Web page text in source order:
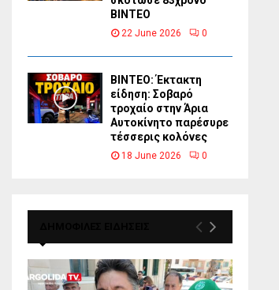
ΒΙΝΤΕΟ
22 June 2026 0
ΒΙΝΤΕΟ: Έκτακτη
είδηση: Σοβαρό
τροχαίο στην Άρια
Αυτοκίνητο παρέσυρε
τέσσερις κολόνες
18 June 2026 0